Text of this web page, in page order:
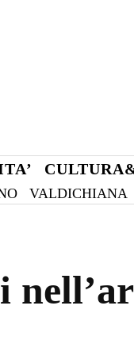
VALDICHIANA